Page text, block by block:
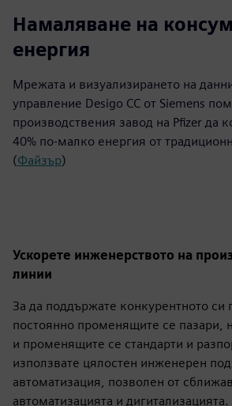
40%
Намаляване на
енергия
Мрежата и визуализирането на
управление Desigo CC от Siemens
производствения завод на Pfizer да
40% по-малко енергия от
(Файзър)
Ускорете инженерството на
линии
За да поддържате конкурентното
постоянно променящите се пазари,
и променящите се стандарти и
използвате цялостен инженерен
автоматизация, позволен от
автоматизацията и